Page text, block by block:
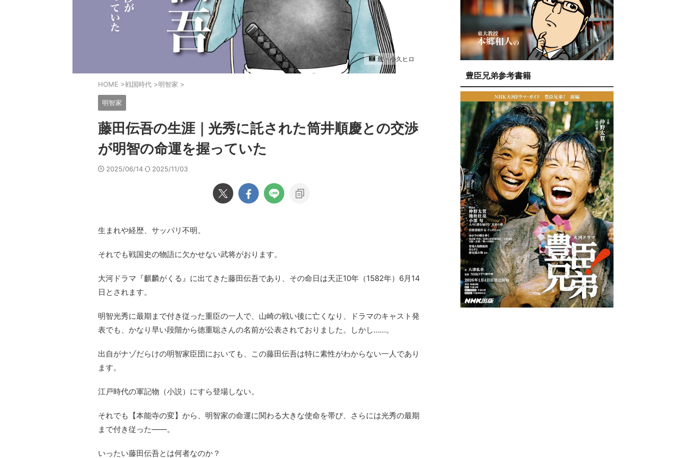
絵・小久ヒロ
HOME >戦国時代 >明智家 >
明智家
藤田伝吾の生涯｜光秀に託された筒井順慶との交渉
が明智の命運を握っていた
2025/06/14 2025/11/03
生まれや経歴、サッパリ不明。
それでも戦国史の物語に欠かせない武将がおります。
大河ドラマ『麒麟がくる』に出てきた藤田伝吾であり、その命日は天正10年（1582年）6月14
日とされます。
明智光秀に最期まで付き従った重臣の一人で、山崎の戦い後に亡くなり、ドラマのキャスト発
表でも、かなり早い段階から徳重聡さんの名前が公表されておりました。しかし……。
出自がナゾだらけの明智家臣団においても、この藤田伝吾は特に素性がわからない一人であり
ます。
江戸時代の軍記物（小説）にすら登場しない。
それでも【本能寺の変】から、明智家の命運に関わる大きな使命を帯び、さらには光秀の最期
まで付き従った――。
いったい藤田伝吾とは何者なのか？
豊臣兄弟参考書籍